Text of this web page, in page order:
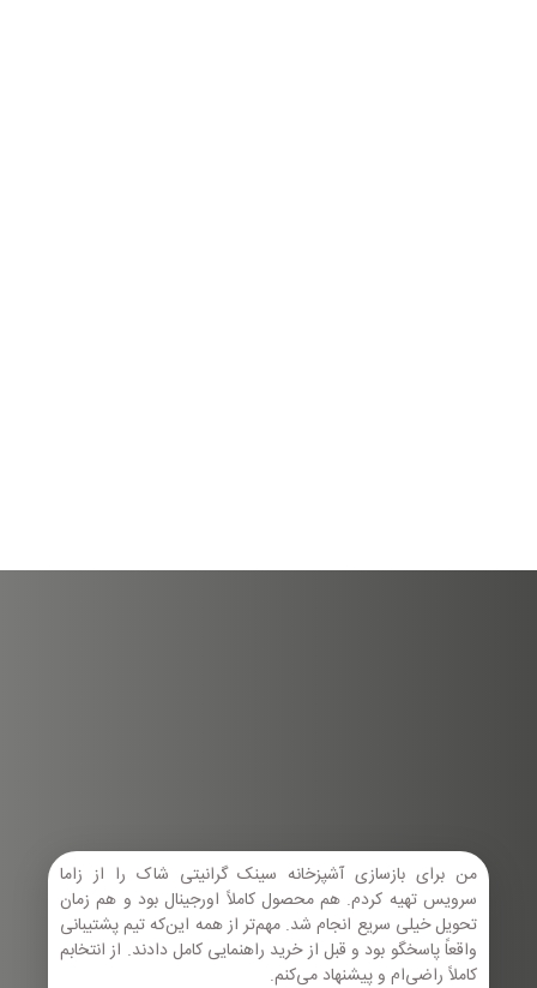
من برای بازسازی آشپزخانه سینک گرانیتی شاک را از زاما
سرویس تهیه کردم. هم محصول کاملاً اورجینال بود و هم زمان
تحویل خیلی سریع انجام شد. مهم‌تر از همه این‌که تیم پشتیبانی
واقعاً پاسخگو بود و قبل از خرید راهنمایی کامل دادند. از انتخابم
کاملاً راضی‌ام و پیشنهاد می‌کنم.